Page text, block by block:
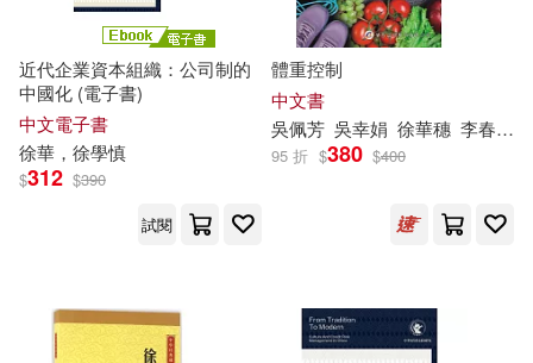
尹盛蓮，徐華俊，武雲文（主編）
(1)
廣東省人民政府文史研究館(1)
張印則(1)
張立人(1)
中國言實出版社(2)
中國農業科學技術出版社(2)
人民日報出版社(2)
近代企業資本組織：公司制的
中國化 (電子書)
中文電子書
徐華 ，徐學慎
$312 $390
試閱
體重控制
中文書
吳佩芳 吳幸娟 徐華穗 李春松
95 折 $380 $400